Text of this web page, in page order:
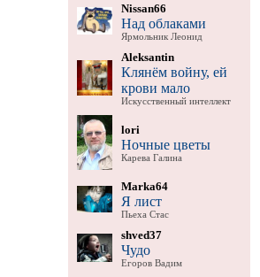
Nissan66
Над облаками
Ярмольник Леонид
Aleksantin
Клянём войну, ей
крови мало
Искусственный интеллект
lori
Ночные цветы
Карева Галина
Marka64
Я лист
Пьеха Стас
shved37
Чудо
Егоров Вадим